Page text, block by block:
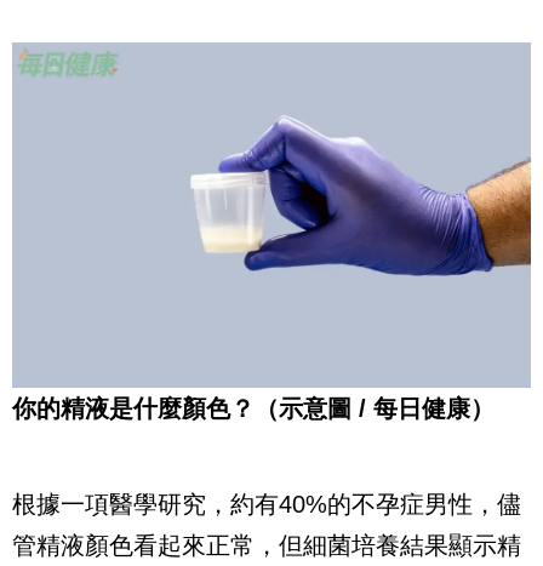
你的精液是什麼顏色？（示意圖 / 每日健康）
根據一項醫學研究，約有40%的不孕症男性，儘
管精液顏色看起來正常，但細菌培養結果顯示精